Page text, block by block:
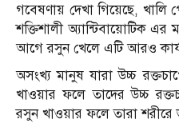
গবেষণায় দেখা গিয়েছে, খালি
শক্তিশালী অ্যান্টিবায়োটিক
আগে রসুন খেলে এটি আরও
অসংখ্য মানুষ যারা উচ্চ
খাওয়ার ফলে তাদের উচ্চ
রসুন খাওয়ার ফলে তারা শরীরে